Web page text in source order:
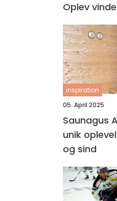
Oplev
inspiration
05. April 2025
Saunagus
unik
og sind